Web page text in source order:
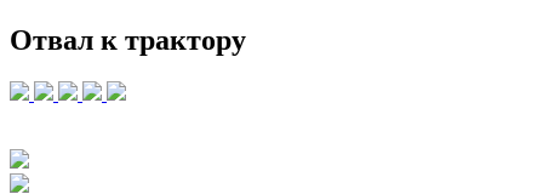
Отвал к трактору